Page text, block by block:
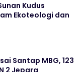
Kudus
Ekoteologi dan
Santap MBG, 123
2 Jepara